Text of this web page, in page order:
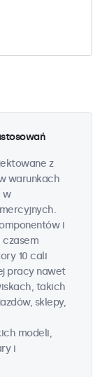
z
warunkach
w
i
czasem
10 cali
pracy nawet
takich
sklepy,
modeli,
i